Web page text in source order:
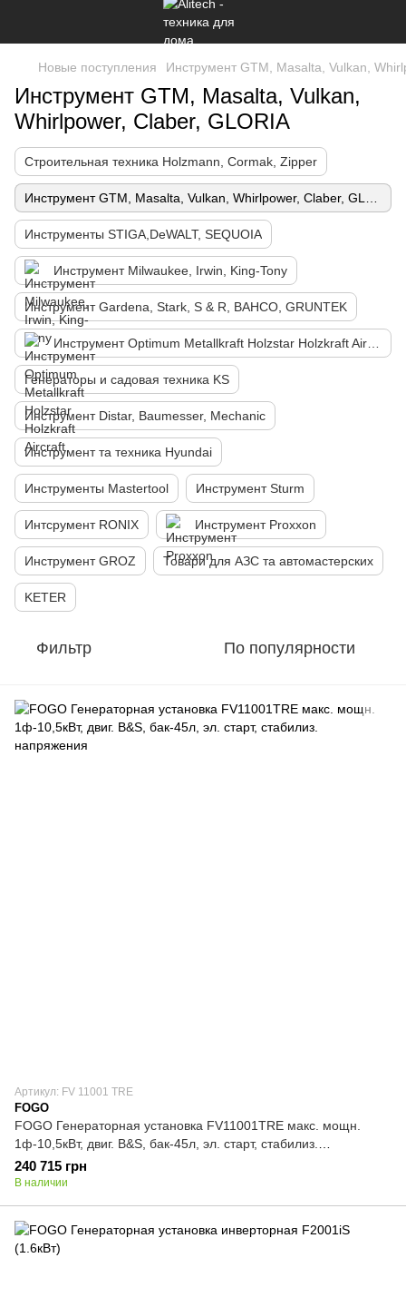
Новые поступления Инструмент GTM, Masalta, Vulkan,
Инструмент GTM, Masalta, Vulkan,
Whirlpower, Claber, GLORIA
Строительная техника Holzmann, Cormak, Zipper
Инструменты STIGА,DeWALT, SEQUOIA
Инструмент Мilwaukee, Irwin, King-Tony
Инструмент Gardena, Stark, S & R, BAHCO, GRUNTEK
Генераторы и садовая техника KS
Инструмент Distar, Baumesser, Mechanic
Инструмент та техника Hyundai
Инструменты Mastertool Инструмент Sturm
Интсрумент RONIX Инструмент Proxxon
Инструмент GROZ Товари для АЗС та автомастерских
KETER
Фильтр По популярности
Артикул: FV 11001 TRE
FOGO
FOGO Генераторная установка FV11001TRE макс. мощн.
1ф-10,5кВт, двиг. B&S, бак-45л, эл. старт, стабилиз.
напряжения
240 715 грн
В наличии